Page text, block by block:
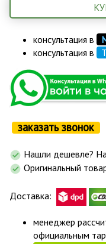
консультация в
консультация в
заказать звонок
Нашли дешевле?
Оригинальный
Доставка:
менеджер
официальным